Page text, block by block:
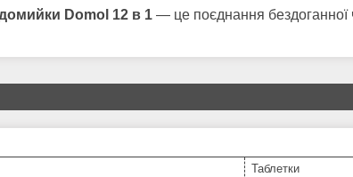
Domol 12 в 1 — це поєднання бездоганної
Таблетки